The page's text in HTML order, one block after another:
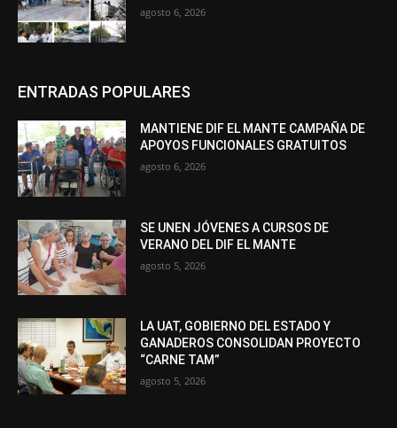
agosto 6, 2026
ENTRADAS POPULARES
MANTIENE DIF EL MANTE CAMPAÑA DE
APOYOS FUNCIONALES GRATUITOS
agosto 6, 2026
SE UNEN JÓVENES A CURSOS DE
VERANO DEL DIF EL MANTE
agosto 5, 2026
LA UAT, GOBIERNO DEL ESTADO Y
GANADEROS CONSOLIDAN PROYECTO
“CARNE TAM”
agosto 5, 2026